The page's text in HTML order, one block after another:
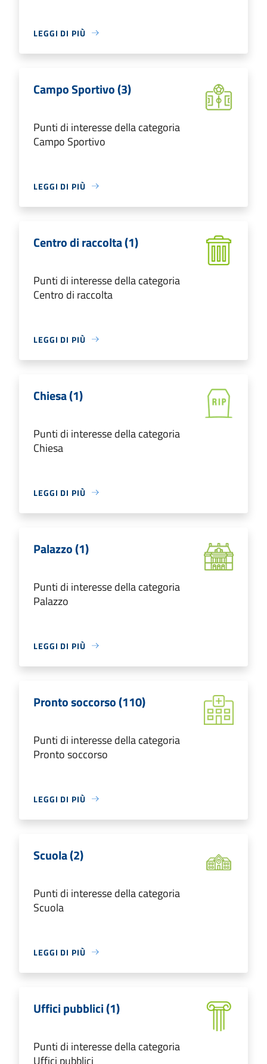
LEGGI DI PIÙ
Campo Sportivo (3)
Punti di interesse della categoria
Campo Sportivo
LEGGI DI PIÙ
Centro di raccolta (1)
Punti di interesse della categoria
Centro di raccolta
LEGGI DI PIÙ
Chiesa (1)
Punti di interesse della categoria
Chiesa
LEGGI DI PIÙ
Palazzo (1)
Punti di interesse della categoria
Palazzo
LEGGI DI PIÙ
Pronto soccorso (110)
Punti di interesse della categoria
Pronto soccorso
LEGGI DI PIÙ
Scuola (2)
Punti di interesse della categoria
Scuola
LEGGI DI PIÙ
Uffici pubblici (1)
Punti di interesse della categoria
Uffici pubblici